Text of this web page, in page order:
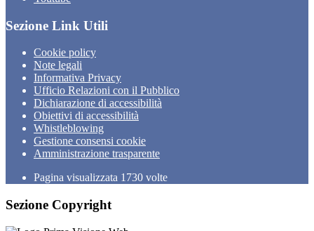
Sezione Link Utili
Cookie policy
Note legali
Informativa Privacy
Ufficio Relazioni con il Pubblico
Dichiarazione di accessibilità
Obiettivi di accessibilità
Whistleblowing
Gestione consensi cookie
Amministrazione trasparente
Pagina visualizzata 1730 volte
Sezione Copyright